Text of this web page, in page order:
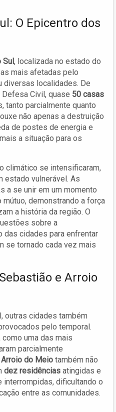
O Epicentro dos
Sul, localizada no estado do
mais afetadas pelo
diversas localidades. De
Civil, quase 50 casas
tanto parcialmente quanto
não apenas a destruição
de postes de energia e
a situação para os
climático se intensificaram,
estado vulnerável. As
a se unir em um momento
demonstrando a força
a história da região. O
sobre a
das cidades para enfrentar
se tornado cada vez mais
e Arroio
outras cidades também
pelo temporal.
uma das mais
parcialmente
Arroio do Meio também não
dez residências atingidas e
interrompidas, dificultando o
entre as comunidades.